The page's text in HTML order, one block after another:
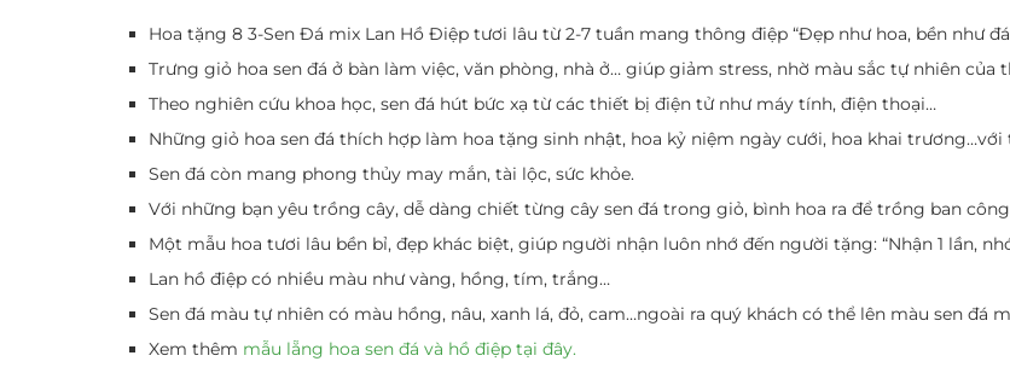
Hoa tặng 8 3-Sen Đá mix Lan Hồ Điệp tươi lâu từ 2-7 tuần mang thông điệp “Đẹp như hoa, bền như
Trưng giỏ hoa sen đá ở bàn làm việc, văn phòng, nhà ở… giúp giảm stress, nhờ màu sắc tự nhiên của
Theo nghiên cứu khoa học, sen đá hút bức xạ từ các thiết bị điện tử như máy tính, điện thoại…
Những giỏ hoa sen đá thích hợp làm hoa tặng sinh nhật, hoa kỷ niệm ngày cưới, hoa khai
Sen đá còn mang phong thủy may mắn, tài lộc, sức khỏe.
Với những bạn yêu trồng cây, dễ dàng chiết từng cây sen đá trong giỏ, bình hoa ra để trồng ban
Một mẫu hoa tươi lâu bền bỉ, đẹp khác biệt, giúp người nhận luôn nhớ đến người tặng: “Nhận 1 lần,
Lan hồ điệp có nhiều màu như vàng, hồng, tím, trắng…
Sen đá màu tự nhiên có màu hồng, nâu, xanh lá, đỏ, cam…ngoài ra quý khách có thể lên màu sen đá
Xem thêm mẫu lẵng hoa sen đá và hồ điệp tại đây.